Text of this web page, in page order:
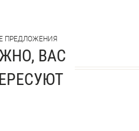
ПРЕДЛОЖЕНИЯ
ВАС